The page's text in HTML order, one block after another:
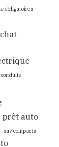
obligatoires
prêt auto
suv compacts